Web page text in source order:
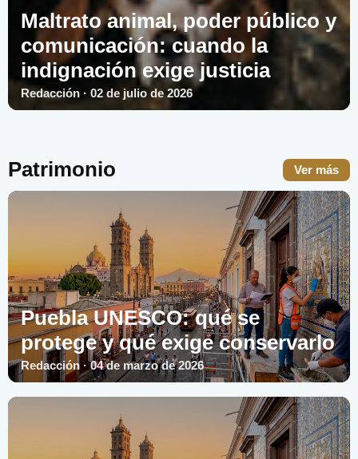
Maltrato animal, poder público y
comunicación: cuando la
indignación exige justicia
Redacción · 02 de julio de 2026
Patrimonio Ver más
Puebla UNESCO: qué se
protege y qué exige conservarlo
Redacción · 04 de marzo de 2026